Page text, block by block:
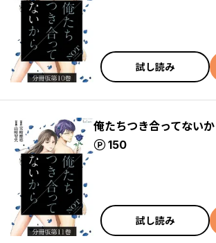
試し読み
俺たちつき合ってないか
150
ポイント
試し読み